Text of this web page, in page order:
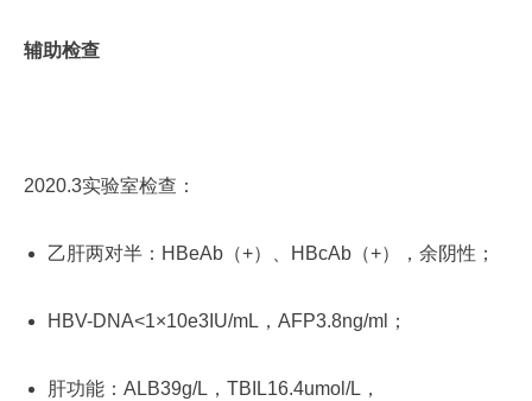
辅助检查
2020.3实验室检查：
乙肝两对半：HBeAb（+）、HBcAb（+），余阴性；
HBV-DNA<1×10e3IU/mL，AFP3.8ng/ml；
肝功能：ALB39g/L，TBIL16.4umol/L，